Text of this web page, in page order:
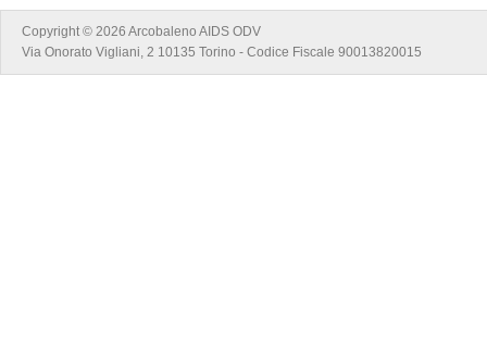
Copyright © 2026 Arcobaleno AIDS ODV
Via Onorato Vigliani, 2 10135 Torino - Codice Fiscale 90013820015